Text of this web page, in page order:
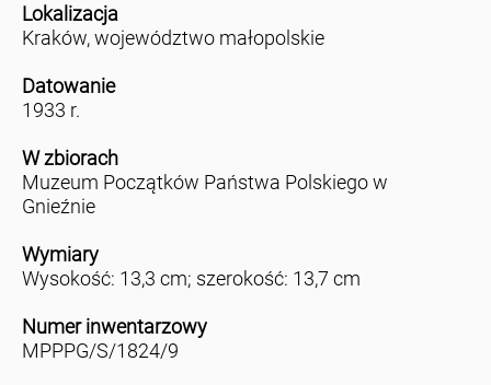
Lokalizacja
Kraków, województwo małopolskie
Datowanie
1933 r.
W zbiorach
Muzeum Początków Państwa Polskiego w
Gnieźnie
Wymiary
Wysokość: 13,3 cm; szerokość: 13,7 cm
Numer inwentarzowy
MPPPG/S/1824/9